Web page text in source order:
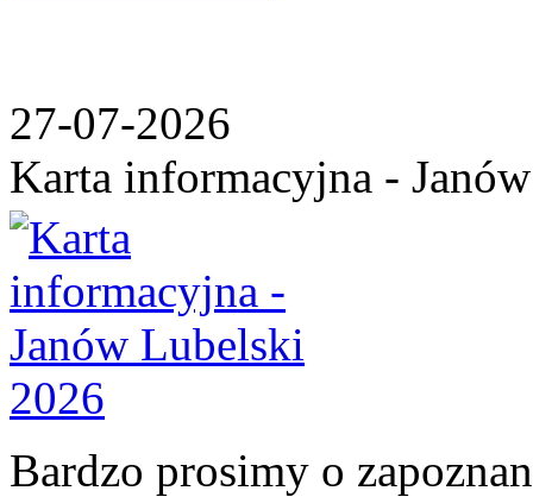
27-07-2026
Karta informacyjna -
Bardzo prosimy o